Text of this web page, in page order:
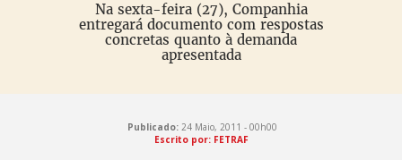
Na sexta-feira (27), Companhia
entregará documento com respostas
concretas quanto à demanda
apresentada
Publicado: 24 Maio, 2011 - 00h00
Escrito por: FETRAF